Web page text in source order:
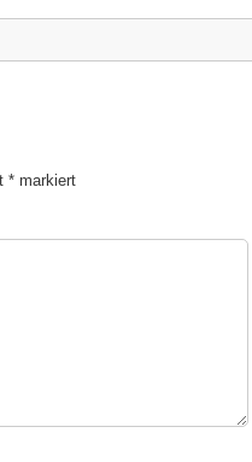
* markiert